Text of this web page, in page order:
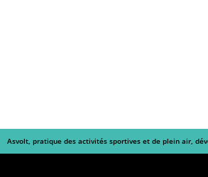
Asvolt, pratique des activités sportives et de plein air,